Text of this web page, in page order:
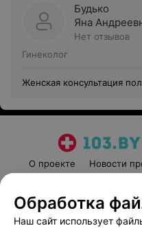
Будько
Яна
Нет отзывов
Гинеколог
Женская консультация
О проекте Новости
Пользовательское
Обработка
Наш сайт использует